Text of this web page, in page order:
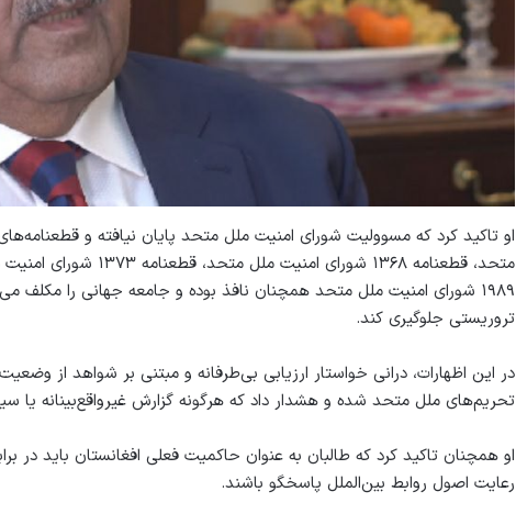
۱۹۸۹ شورای امنیت ملل متحد همچنان نافذ بوده و جامعه جهانی را مکلف
تروریستی جلوگیری کند.
در این اظهارات، درانی خواستار ارزیابی بی‌طرفانه و مبتنی بر شواهد از
تحریم‌های ملل متحد شده و هشدار داد که هرگونه گزارش غیرواقع‌بینانه یا
او همچنان تاکید کرد که طالبان به عنوان حاکمیت فعلی افغانستان باید در
رعایت اصول روابط بین‌الملل پاسخگو باشند.